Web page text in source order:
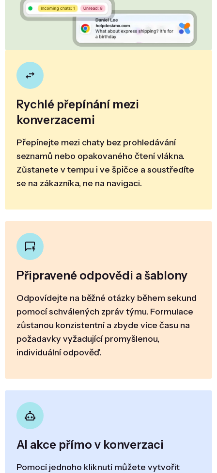
Rychlé přepínání mezi
konverzacemi
Přepínejte mezi chaty bez prohledávání
seznamů nebo opakovaného čtení vlákna.
Zůstanete v tempu i ve špičce a soustředíte
se na zákazníka, ne na navigaci.
Připravené odpovědi a šablony
Odpovídejte na běžné otázky během sekund
pomocí schválených zpráv týmu. Formulace
zůstanou konzistentní a zbyde více času na
požadavky vyžadující promyšlenou,
individuální odpověď.
AI akce přímo v konverzaci
Pomocí jednoho kliknutí můžete vytvořit